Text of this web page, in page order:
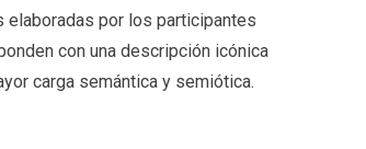
elaboradas por los participantes
con una descripción icónica
carga semántica y semiótica.